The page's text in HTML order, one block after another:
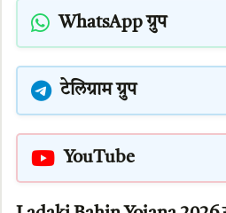
WhatsApp ग्रुप
टेलिग्राम ग्रुप
YouTube